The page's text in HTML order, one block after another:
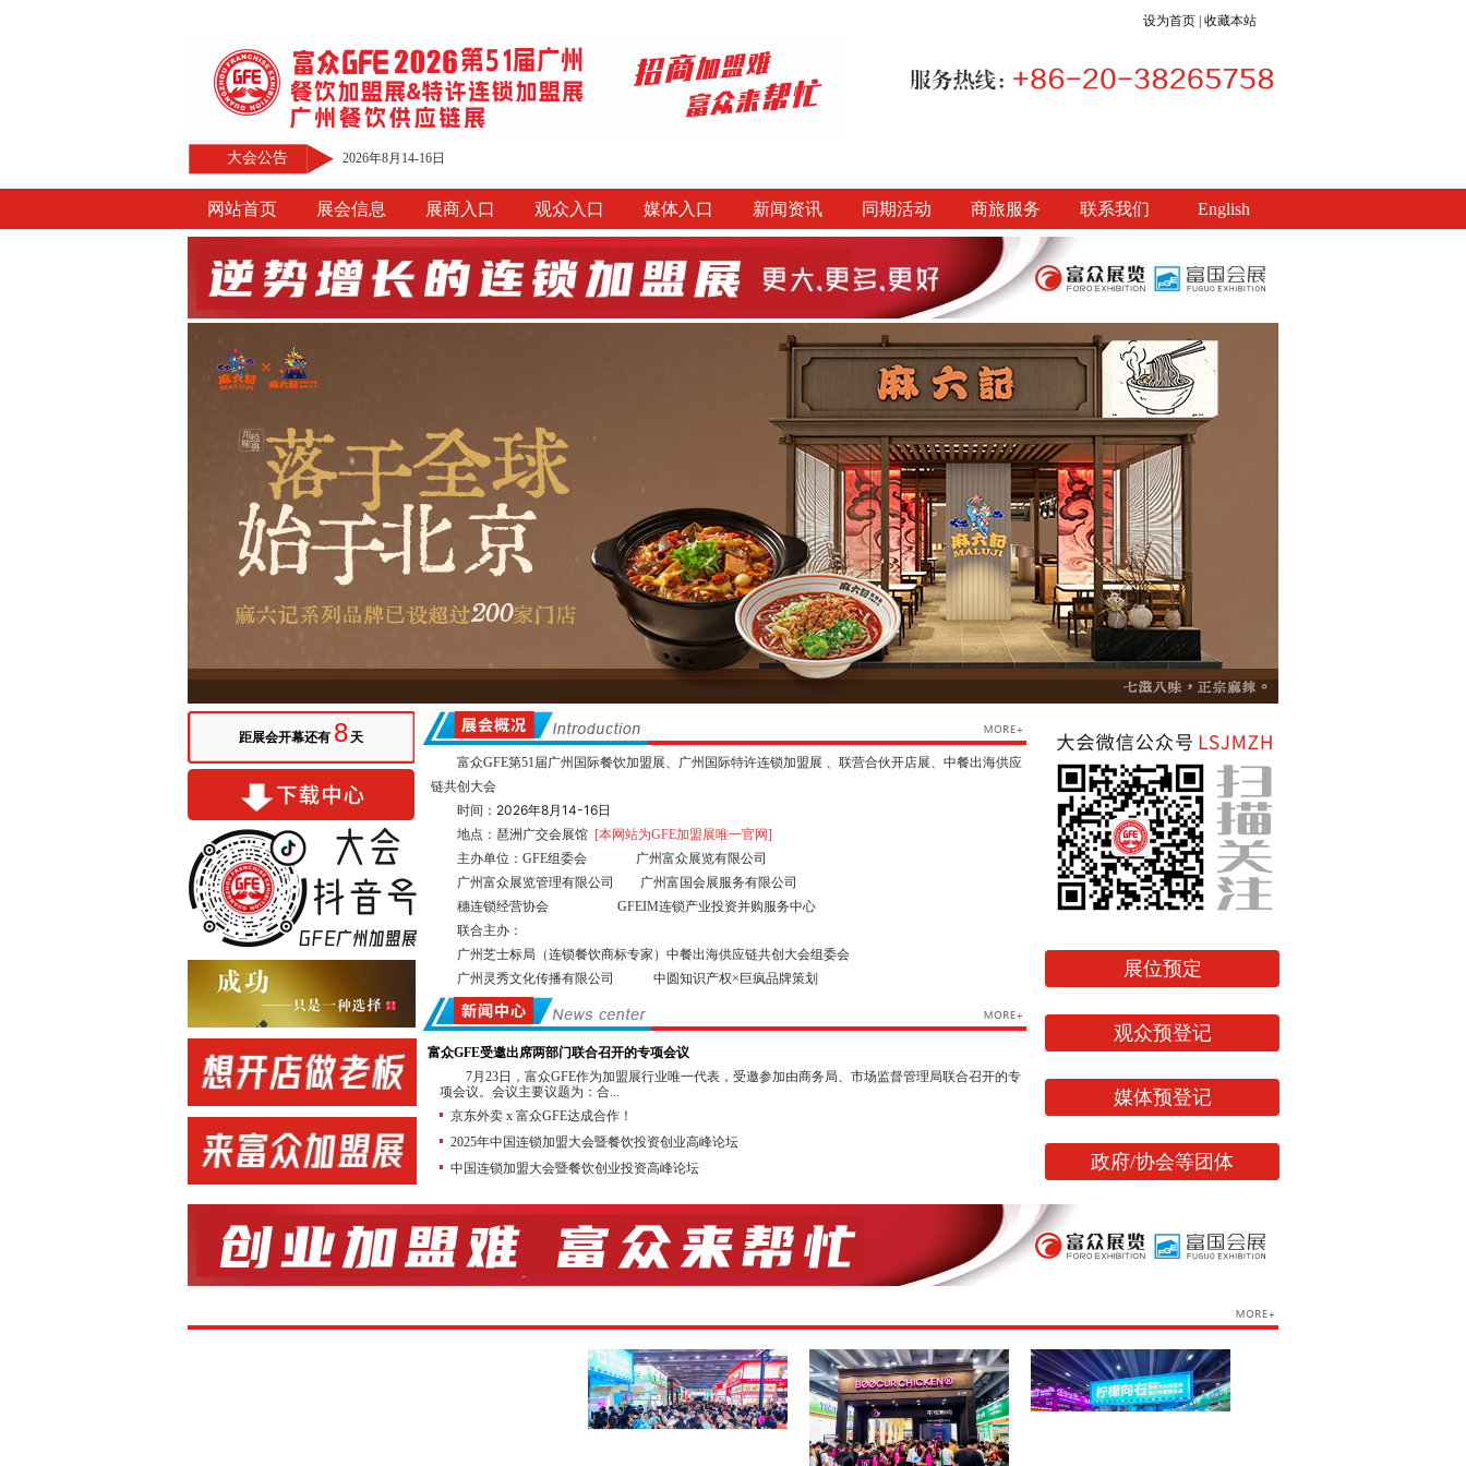
设为首页 收藏本站
大会公告 2026年8月14-16日
网站首页 展会信息 展商入口 观众入口 媒体入口 新闻资讯 同期活动 商旅服务 联系我们 English
距展会开幕还有 8 天
富众GFE第51届广州国际餐饮加盟展、广州国际特许连锁加盟展 、联营合伙开店展、 中餐出海供应
链共创大会
时间： 2026年8月14-16日
地点：琶洲广交会展馆 [本网站为GFE加盟展唯一官网]
主办单位：GFE组委会 广州富众展览有限公司
广州富众展览管理有限公司 广州富国会展服务有限公司
穗连锁经营协会 GFEIM连锁产业投资并购服务中心
联合主办：
广州芝士标局（连锁餐饮商标专家） 中餐出海供应链共创大会组委会
广州灵秀文化传播有限公司
中圆知识产权×巨疯品牌策划
中国投资并购50人论坛组委会 GFE华南教育展组委会
广东省高考研究会升学规划委员会 广东省生涯教育研究院
协办单位：
新加坡中国商业协会 佛山市连锁企业协会
佛山市南海区连锁企业商会 广州市咖啡行业协会
转型界 信达亚洲综合产业有限合伙基金
店链 广州知尖品牌顾问有限公司
合作直播单位：亚洲直播产业联盟 深圳网络直播协会
展会同期举办投资加盟高峰论坛，欢迎您来参加听讲！
合作媒体：抖音、今日头条、广东电视台、广州电视台、南方电视台、广州连锁、百度 、网易、连
特许连锁加盟是一种成功的、被公认为投入少、回报好的商业模式。发达国家的特许连锁加盟在
商业经营中占有很高的比例，在我国特许连锁加盟还有很大的市场空间，每年以50%～60%的速度在蓬
勃增长。根据商务部的有关数据，我国目前已成为世界上特许连锁加盟体系至多的国家。
富众GFE受邀出席两部门联合召开的专项会议
7月23日，富众GFE作为加盟展行业唯一代表，受邀参加由商务局、市场监督管理局联合召开的专
项会议。会议主要议题为：合...
京东外卖 x 富众GFE达成合作！
2025年中国连锁加盟大会暨餐饮投资创业高峰论坛
中国连锁加盟大会暨餐饮创业投资高峰论坛
展位预定
观众预登记
媒体预登记
政府/协会等团体